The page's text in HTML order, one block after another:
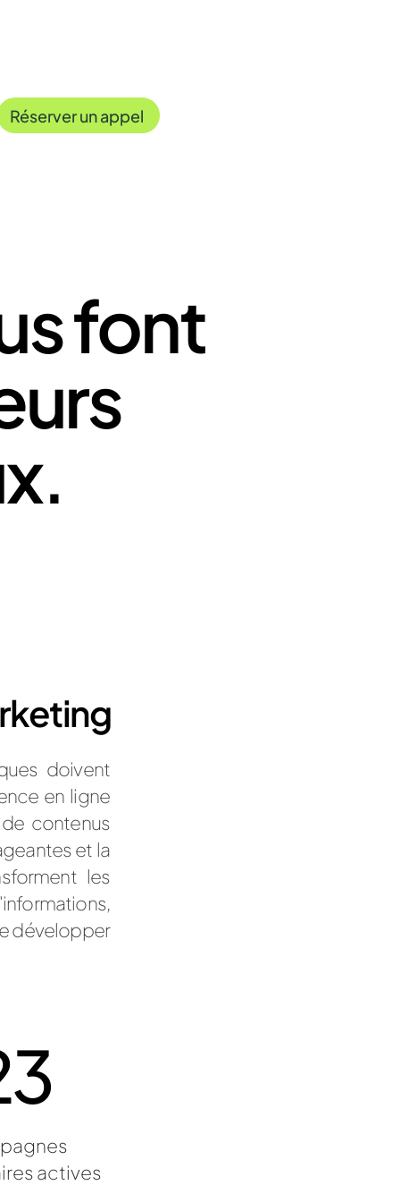
Réserver un appel
font
doivent
en ligne
contenus
et la
les
développer
actives